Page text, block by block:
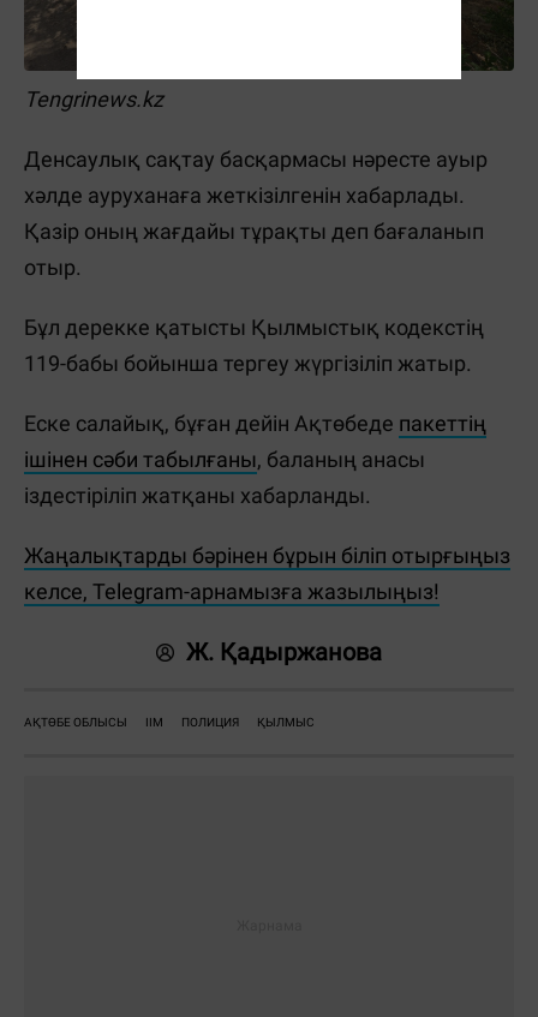
Tengrinews.kz
Денсаулық сақтау басқармасы нәресте ауыр
хәлде ауруханаға жеткізілгенін хабарлады.
Қазір оның жағдайы тұрақты деп бағаланып
отыр.
Бұл дерекке қатысты Қылмыстық кодекстің
119-бабы бойынша тергеу жүргізіліп жатыр.
Еске салайық, бұған дейін Ақтөбеде пакеттің
ішінен сәби табылғаны, баланың анасы
іздестіріліп жатқаны хабарланды.
Жаңалықтарды бәрінен бұрын біліп отырғыңыз
келсе, Telegram-арнамызға жазылыңыз!
Ж. Қадыржанова
АҚТӨБЕ ОБЛЫСЫ ІІМ ПОЛИЦИЯ ҚЫЛМЫС